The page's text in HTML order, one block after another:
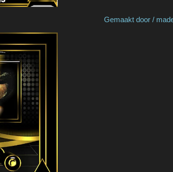
Gemaakt door / made by